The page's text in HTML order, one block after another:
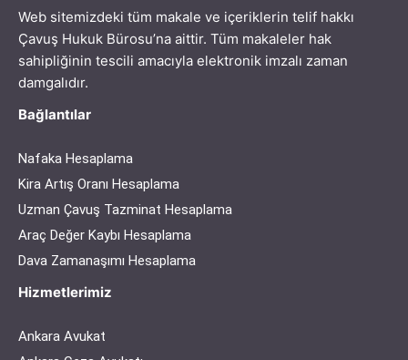
Web sitemizdeki tüm makale ve içeriklerin telif hakkı
Çavuş Hukuk Bürosu’na aittir. Tüm makaleler hak
sahipliğinin tescili amacıyla elektronik imzalı zaman
damgalıdır.
Bağlantılar
Nafaka Hesaplama
Kira Artış Oranı Hesaplama
Uzman Çavuş Tazminat Hesaplama
Araç Değer Kaybı Hesaplama
Dava Zamanaşımı Hesaplama
Hizmetlerimiz
Ankara Avukat